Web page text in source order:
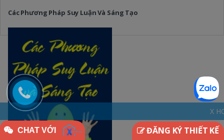
Các Phương Pháp Suy Luận Và Sáng Tạo
ĐĂNG KÝ THIẾT KẾ
CHAT VỚI
X HOME -